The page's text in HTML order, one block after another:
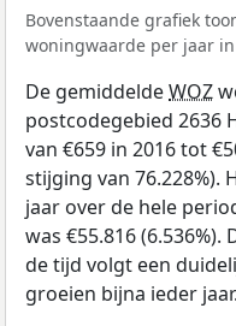
Bovenstaande grafiek
woningwaarde per jaar
De gemiddeldeWOZ
postcodegebied 2636
van €659 in 2016 tot
stijging van 76.228%).
jaar over de hele
was €55.816
de tijd volgt een
groeien bijna ieder jaar.